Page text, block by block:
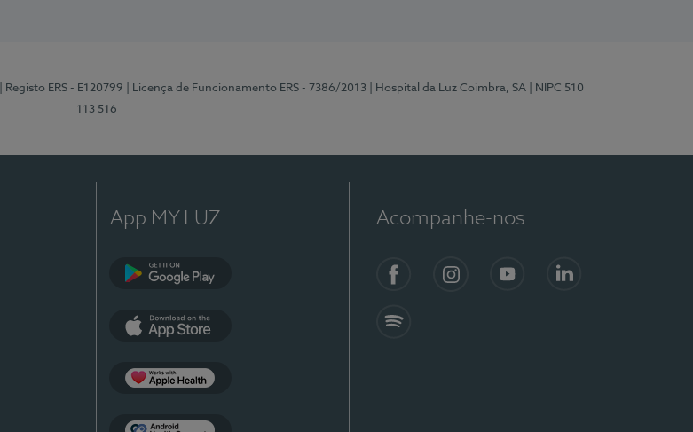
| Registo ERS - E120799 | Licença de Funcionamento ERS - 7386/2013 | Hospital da Luz Coimbra, SA
| NIPC 510
113 516
App MY LUZ Acompanhe-nos